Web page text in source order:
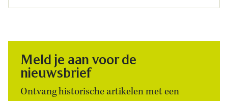
Meld je aan voor de
nieuwsbrief
Ontvang historische artikelen met een